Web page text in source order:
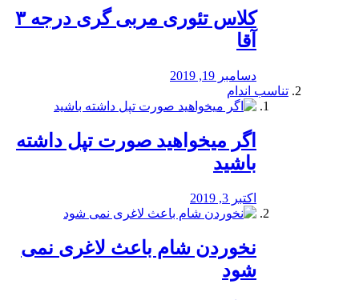
کلاس تئوری مربی گری درجه ۳
آقا
دسامبر 19, 2019
تناسب اندام
اگر میخواهید صورت تپل داشته
باشید
اکتبر 3, 2019
نخوردن شام باعث لاغری نمی
‌شود